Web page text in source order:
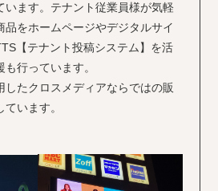
います。テナント従業員様が気軽
品をホームページやデジタルサイ
【テナント投稿システム】を活
行っています。
したクロスメディアならではの販
います。